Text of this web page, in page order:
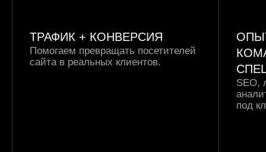
ТРАФИК + КОНВЕРСИЯ
Помогаем превращать посетителей
сайта в реальных клиентов.
SEO,
под